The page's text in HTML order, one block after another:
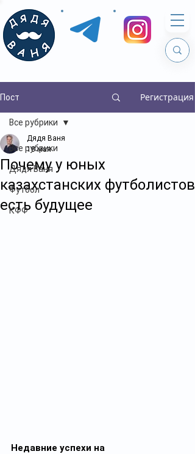
Пост Регистрация
Все рубрики
Дядя Ваня
Футбол
КФФ
Все рубрики
Почему у юных
казахстанских футболистов
есть будущее
Дядя Ваня
18 мая
Недавние успехи на